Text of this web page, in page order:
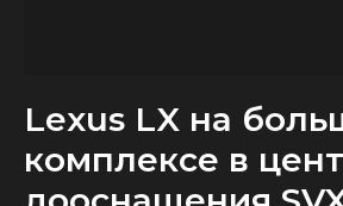
Lexus LX на
комплексе в